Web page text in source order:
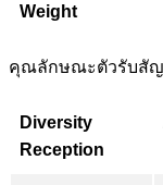
Weight
คุณลักษณะตัวรับสั
Diversity
Reception